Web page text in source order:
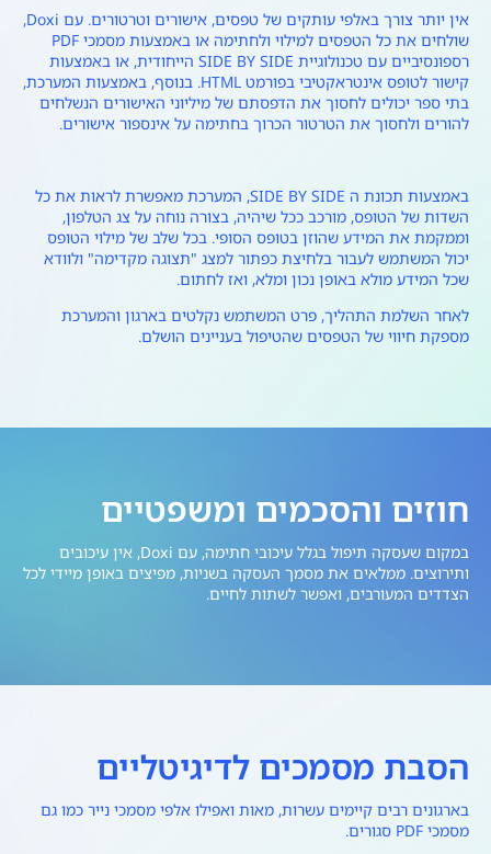
אין יותר צורך באלפי עותקים של טפסים, אישורים וטרטורים. עם Doxi,
שולחים את כל הטפסים למילוי ולחתימה או באמצעות מסמכי PDF
רספונסיביים עם טכנולוגיית SIDE BY SIDE הייחודית, או באמצעות
קישור לטופס אינטראקטיבי בפורמט HTML. בנוסף, באמצעות המערכת,
בתי ספר יכולים לחסוך את הדפסתם של מיליוני האישורים הנשלחים
להורים ולחסוך את הטרטור הכרוך בחתימה על אינספור אישורים.
באמצעות תכונת ה SIDE BY SIDE, המערכת מאפשרת לראות את כל
השדות של הטופס, מורכב ככל שיהיה, בצורה נוחה על צג הטלפון,
וממקמת את המידע שהוזן בטופס הסופי. בכל שלב של מילוי הטופס
יכול המשתמש לעבור בלחיצת כפתור למצג "תצוגה מקדימה" ולוודא
שכל המידע מולא באופן נכון ומלא, ואז לחתום.
לאחר השלמת התהליך, פרט המשתמש נקלטים בארגון והמערכת
מספקת חיווי של הטפסים שהטיפול בעניינים הושלם.
חוזים והסכמים ומשפטיים
במקום שעסקה תיפול בגלל עיכובי חתימה, עם Doxi, אין עיכובים
ותירוצים. ממלאים את מסמך העסקה בשניות, מפיצים באופן מיידי לכל
הצדדים המעורבים, ואפשר לשתות לחיים.
הסבת מסמכים לדיגיטליים
בארגונים רבים קיימים עשרות, מאות ואפילו אלפי מסמכי נייר כמו גם
מסמכי PDF סגורים.